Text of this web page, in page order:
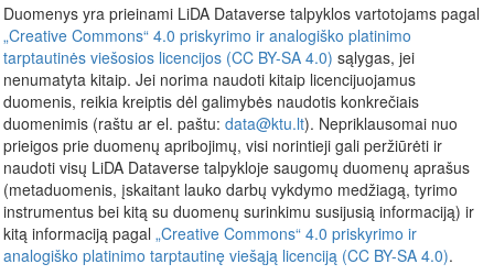
Duomenys yra prieinami LiDA Dataverse talpyklos vartotojams pagal
„Creative Commons“ 4.0 priskyrimo ir analogiško platinimo
tarptautinės viešosios licencijos (CC BY-SA 4.0) sąlygas, jei
nenumatyta kitaip. Jei norima naudoti kitaip licencijuojamus
duomenis, reikia kreiptis dėl galimybės naudotis konkrečiais
duomenimis (raštu ar el. paštu: data@ktu.lt). Nepriklausomai nuo
prieigos prie duomenų apribojimų, visi norintieji gali peržiūrėti ir
naudoti visų LiDA Dataverse talpykloje saugomų duomenų aprašus
(metaduomenis, įskaitant lauko darbų vykdymo medžiagą, tyrimo
instrumentus bei kitą su duomenų surinkimu susijusią informaciją) ir
kitą informaciją pagal „Creative Commons“ 4.0 priskyrimo ir
analogiško platinimo tarptautinę viešąją licenciją (CC BY-SA 4.0).